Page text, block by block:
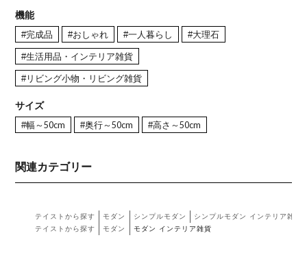
機能
#完成品 #おしゃれ #一人暮らし #大理石
#生活用品・インテリア雑貨
#リビング小物・リビング雑貨
サイズ
#幅～50cm #奥行～50cm #高さ～50cm
関連カテゴリー
テイストから探す モダン シンプルモダン
シンプルモダン インテリア雑貨
テイストから探す
モダン モダン インテリア雑貨